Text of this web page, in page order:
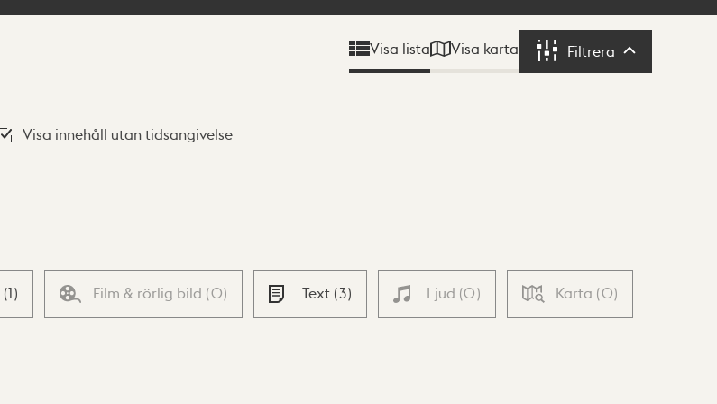
Visa lista Visa karta Filtrera Filtrera
Visa innehåll utan tidsangivelse
(1) Film & rörlig bild (0) Text (3) Ljud (0) Karta (0)